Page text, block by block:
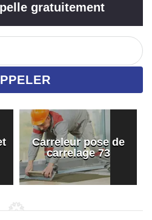
gratuitement
Carreleur pose de
carrelage 73